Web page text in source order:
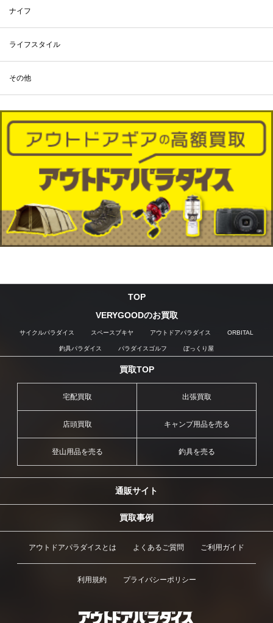
ナイフ
ライフスタイル
その他
TOP
VERYGOODのお買取
サイクルパラダイス スペースブキヤ アウトドアパラダイス ORBITAL
釣具パラダイス パラダイスゴルフ ぼっくり屋
買取TOP
宅配買取 出張買取
店頭買取 キャンプ用品を売る
登山用品を売る 釣具を売る
通販サイト
買取事例
アウトドアパラダイスとは よくあるご質問 ご利用ガイド
利用規約 プライバシーポリシー